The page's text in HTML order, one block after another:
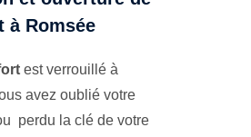
à Romsée
est verrouillé à
avez oublié votre
perdu la clé de votre